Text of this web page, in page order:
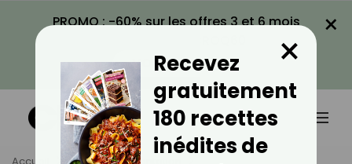
PROMO : -60% sur les offres 3 et 6 mois
VOIR LA PROMO
×
Recevez
gratuitement
180 recettes
inédites de
×